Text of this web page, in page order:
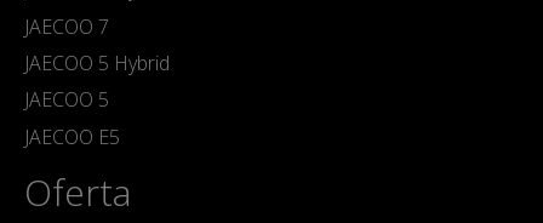
JAECOO 7
JAECOO 5 Hybrid
JAECOO 5
JAECOO E5
Oferta